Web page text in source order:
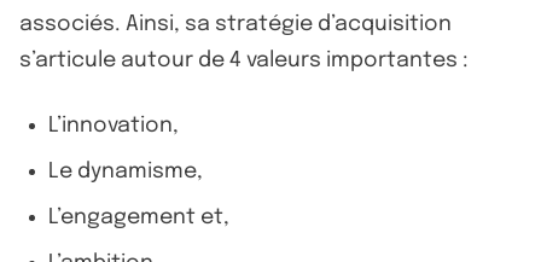
associés. Ainsi, sa stratégie d’acquisition
s’articule autour de 4 valeurs importantes :
L’innovation,
Le dynamisme,
L’engagement et,